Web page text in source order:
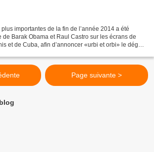
importantes de la fin de l’année 2014 a été
de Barak Obama et Raul Castro sur les écrans de
et de Cuba, afin d’annoncer «urbi et orbi» le dégel
Page suivante >